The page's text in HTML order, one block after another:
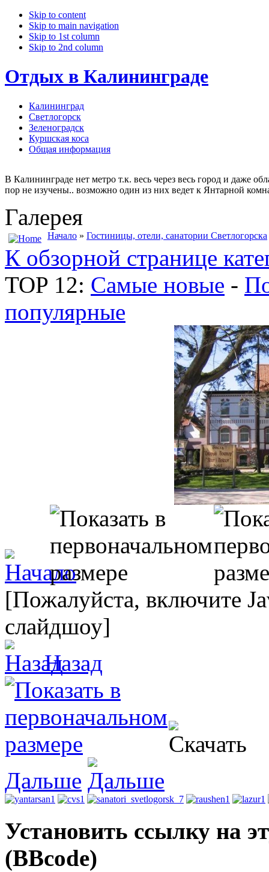
Skip to content
Skip to main navigation
Skip to 1st column
Skip to 2nd column
Отдых в Калининграде
Калининград
Светлогорск
Зеленоградск
Куршская коса
Общая информация
В Калининграде нет метро т.к. весь через весь город и даже
пор не изучены.. возможно один из них ведет к Янтарной
Галерея
Начало » Гостиницы, отели, санатории Светлогорска
К обзорной странице
TOP 12: Самые новые -
популярные
[Пожалуйста, включите
слайдшоу]
Назад
Дальше
Установить ссылку на
(BBcode)